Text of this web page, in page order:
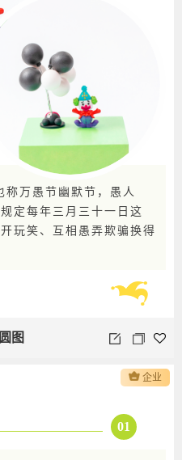
万愚节幽默节，愚人
定每年三月三十一日这
玩笑、互相愚弄欺骗换得
图
01
企业